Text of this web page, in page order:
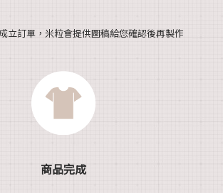
立訂單，米粒會提供圖稿給您確認後再製作
商品完成